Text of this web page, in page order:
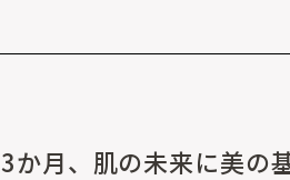
3か月、肌の未来に美の